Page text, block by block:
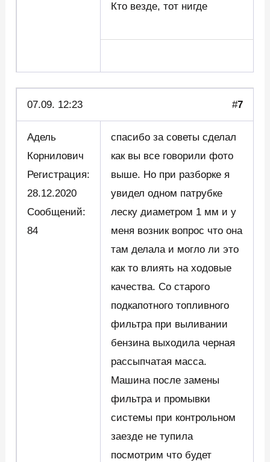
Кто везде, тот нигде
07.09. 12:23 #7
Адель
Корнилович
Регистрация:
28.12.2020
Сообщений:
84
спасибо за советы сделал
как вы все говорили фото
выше. Но при разборке я
увидел одном патрубке
леску диаметром 1 мм и у
меня возник вопрос что она
там делала и могло ли это
как то влиять на ходовые
качества. Со старого
подкапотного топливного
фильтра при выливании
бензина выходила черная
рассыпчатая масса.
Машина после замены
фильтра и промывки
системы при контрольном
заезде не тупила
посмотрим что будет